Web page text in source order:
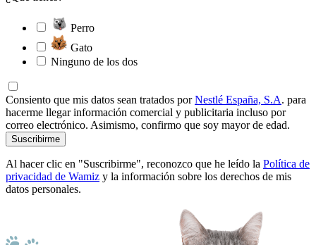
Perro
Gato
Ninguno de los dos
Consiento que mis datos sean tratados porNestlé España, S.A. para
hacerme llegar información comercial y publicitaria incluso por
correo electrónico. Asimismo, confirmo que soy mayor de edad.
Suscribirme
Al hacer clic en "Suscribirme", reconozco que he leído la Política de
privacidad de Wamiz y la información sobre los derechos de mis
datos personales.